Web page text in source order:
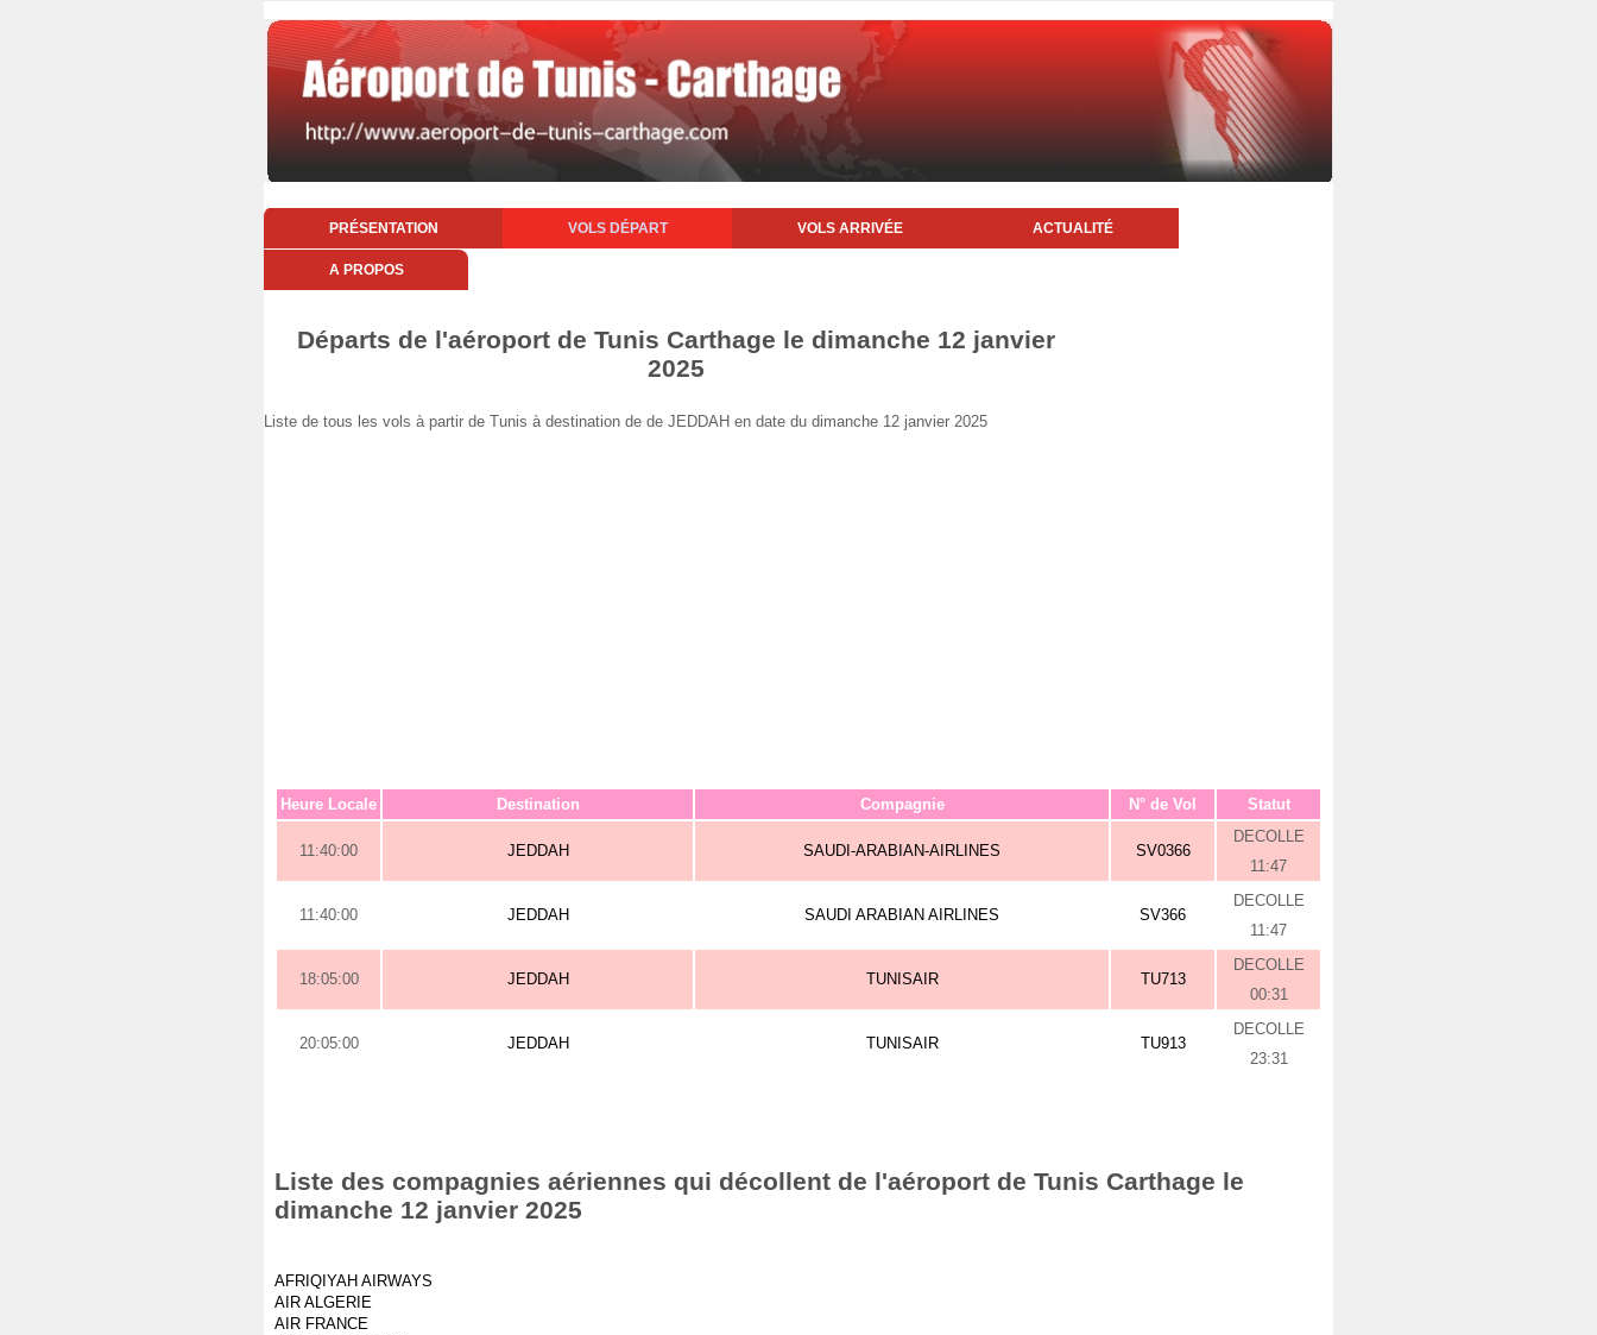
PRÉSENTATION VOLS DÉPART VOLS ARRIVÉE ACTUALITÉ
A PROPOS
Départs de l'aéroport de Tunis Carthage le dimanche 12 janvier
2025
Liste de tous les vols à partir de Tunis à destination de de JEDDAH en date du dimanche 12 janvier 2025
Heure Locale Destination Compagnie N° de Vol Statut
11:40:00 JEDDAH SAUDI-ARABIAN-AIRLINES SV0366
DECOLLE
11:47
11:40:00 JEDDAH SAUDI ARABIAN AIRLINES SV366
DECOLLE
11:47
18:05:00 JEDDAH TUNISAIR TU713
DECOLLE
00:31
20:05:00 JEDDAH TUNISAIR TU913
DECOLLE
23:31
Liste des compagnies aériennes qui décollent de l'aéroport de Tunis Carthage le
dimanche 12 janvier 2025
AFRIQIYAH AIRWAYS
AIR ALGERIE
AIR FRANCE